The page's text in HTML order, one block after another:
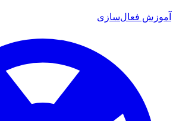
آموزش فعال‌سازی